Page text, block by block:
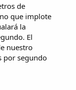
de
que implote
la
El
nuestro
por segundo